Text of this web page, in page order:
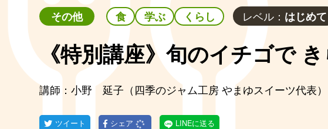
その他 食 学ぶ くらし レベル： はじめて
《特別講座》旬のイチゴで
講師：小野 延子（四季のジャム工房 やまゆスイーツ代表）
ツイート シェア LINEに送る